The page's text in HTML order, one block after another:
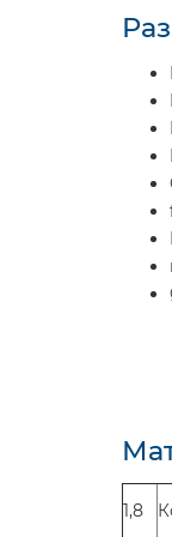
1,8